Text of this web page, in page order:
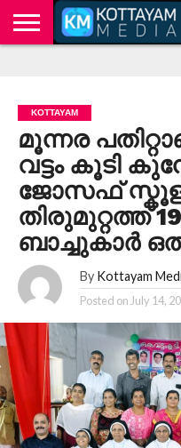
KOTTAYAM
മൂന്നര
വട്ടം കൂടി
ജോസഫ്
തിരുമുറ്റത്ത്
ബാച്ചുകാർ
By Kottayam
Posted on July 14,